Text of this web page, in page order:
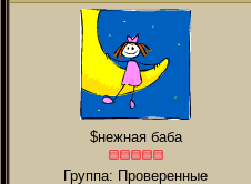
$нежная баба
Группа: Проверенные